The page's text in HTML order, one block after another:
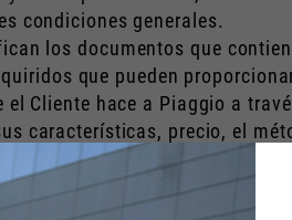
condiciones generales.
los documentos que
que pueden
Cliente hace a Piaggio a
características, precio, el
social en Viale Rinaldo
en el Sitio por la compra